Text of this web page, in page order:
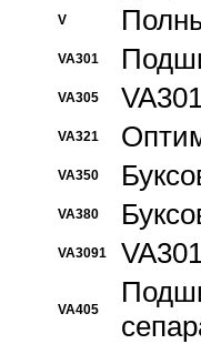
V
VA301
VA305
VA321
VA350
VA380
VA3091
VA405